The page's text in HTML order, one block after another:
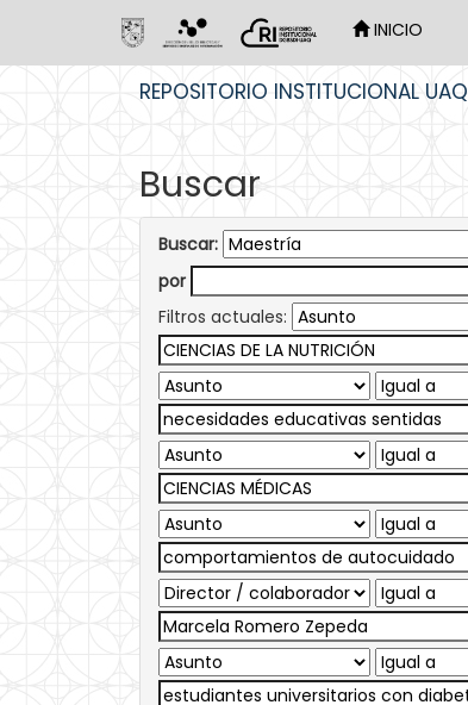
INICIO
REPOSITORIO INSTITUCIONAL UAQ
Buscar
Buscar:
por
Filtros actuales: